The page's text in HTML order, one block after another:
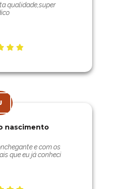
qualidade,super
nascimento
e com os
que eu já conheci